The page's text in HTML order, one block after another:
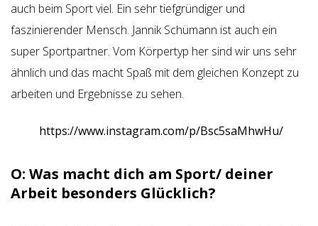
auch beim Sport viel. Ein sehr tiefgründiger und
faszinierender Mensch. Jannik Schümann ist auch ein
super Sportpartner. Vom Körpertyp her sind wir uns sehr
ähnlich und das macht Spaß mit dem gleichen Konzept zu
arbeiten und Ergebnisse zu sehen.
https://www.instagram.com/p/Bsc5saMhwHu/
O: Was macht dich am Sport/ deiner
Arbeit besonders Glücklich?